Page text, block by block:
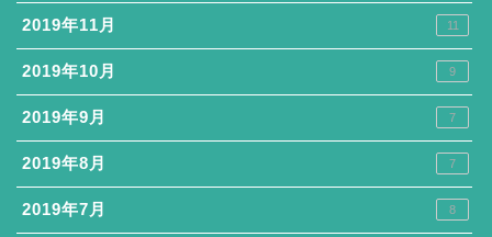
2019年11月 11
2019年10月 9
2019年9月 7
2019年8月 7
2019年7月 8